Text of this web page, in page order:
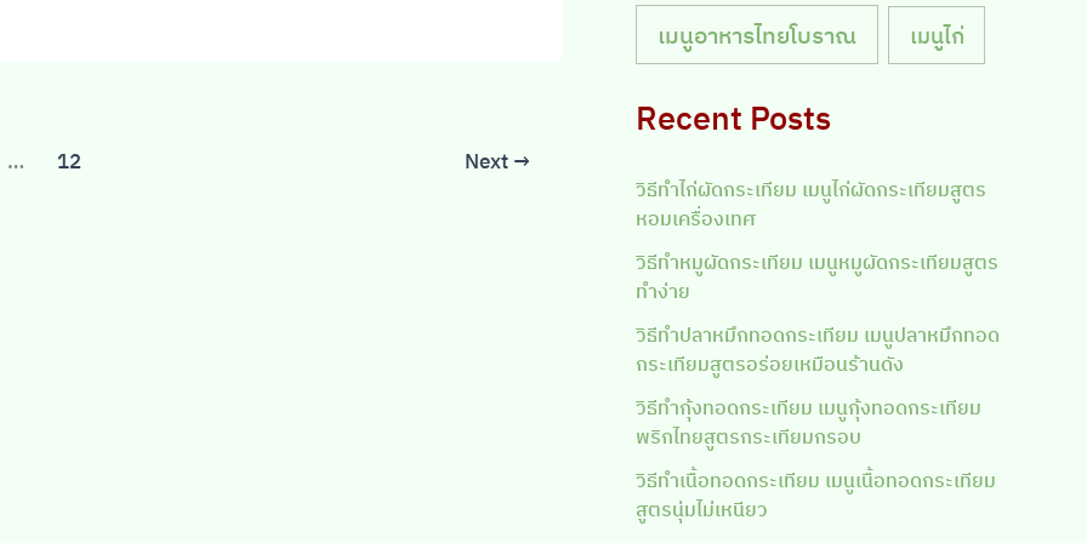
… 12 Next →
เมนูอาหารไทยโบราณ เมนูไก่
Recent Posts
วิธีทำไก่ผัดกระเทียม เมนูไก่ผัดกระเทียมสูตร
หอมเครื่องเทศ
วิธีทำหมูผัดกระเทียม เมนูหมูผัดกระเทียมสูตร
ทำง่าย
วิธีทำปลาหมึกทอดกระเทียม เมนูปลาหมึกทอด
กระเทียมสูตรอร่อยเหมือนร้านดัง
วิธีทำกุ้งทอดกระเทียม เมนูกุ้งทอดกระเทียม
พริกไทยสูตรกระเทียมกรอบ
วิธีทำเนื้อทอดกระเทียม เมนูเนื้อทอดกระเทียม
สูตรนุ่มไม่เหนียว